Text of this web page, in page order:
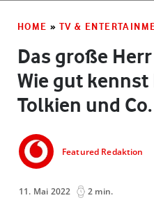
HOME » TV &
Das große
Wie gut
Tolkien und
Featured Redaktion
11. Mai 2022 2 min.